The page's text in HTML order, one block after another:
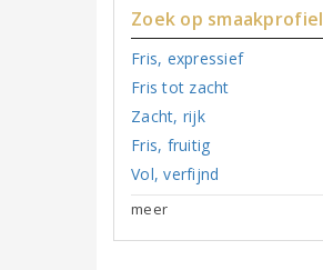
Zoek op smaakprofiel
Fris, expressief
Fris tot zacht
Zacht, rijk
Fris, fruitig
Vol, verfijnd
meer